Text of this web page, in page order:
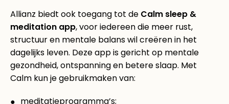
Allianz biedt ook toegang tot de Calm sleep &
meditation app, voor iedereen die meer rust,
structuur en mentale balans wil creëren in het
dagelijks leven. Deze app is gericht op mentale
gezondheid, ontspanning en betere slaap. Met
Calm kun je gebruikmaken van:
meditatieprogramma’s;